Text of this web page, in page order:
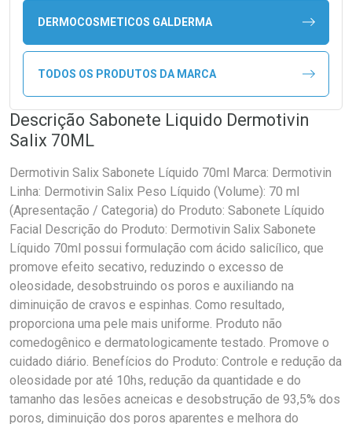
DERMOCOSMETICOS GALDERMA
TODOS OS PRODUTOS DA MARCA
Descrição Sabonete Liquido Dermotivin
Salix 70ML
Dermotivin Salix Sabonete Líquido 70ml Marca: Dermotivin
Linha: Dermotivin Salix Peso Líquido (Volume): 70 ml
(Apresentação / Categoria) do Produto: Sabonete Líquido
Facial Descrição do Produto: Dermotivin Salix Sabonete
Líquido 70ml possui formulação com ácido salicílico, que
promove efeito secativo, reduzindo o excesso de
oleosidade, desobstruindo os poros e auxiliando na
diminuição de cravos e espinhas. Como resultado,
proporciona uma pele mais uniforme. Produto não
comedogênico e dermatologicamente testado. Promove o
cuidado diário. Benefícios do Produto: Controle e redução da
oleosidade por até 10hs, redução da quantidade e do
tamanho das lesões acneicas e desobstrução de 93,5% dos
poros, diminuição dos poros aparentes e melhora do